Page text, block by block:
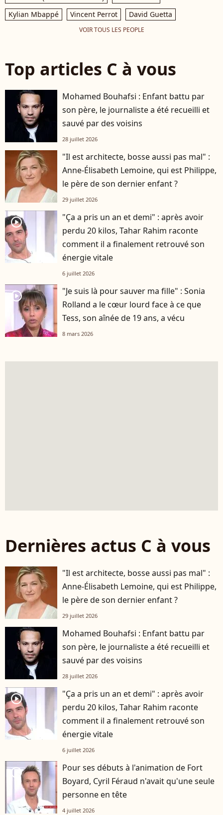
Kylian Mbappé
Vincent Perrot David Guetta
VOIR TOUS LES PEOPLE
Top articles C à vous
Mohamed Bouhafsi : Enfant battu par
son père, le journaliste a été recueilli et
sauvé par des voisins
28 juillet 2026
"Il est architecte, bosse aussi pas mal" :
Anne-Élisabeth Lemoine, qui est Philippe,
le père de son dernier enfant ?
29 juillet 2026
player2
"Ça a pris un an et demi" : après avoir
perdu 20 kilos, Tahar Rahim raconte
comment il a finalement retrouvé son
énergie vitale
6 juillet 2026
player2
"Je suis là pour sauver ma fille" : Sonia
Rolland a le cœur lourd face à ce que
Tess, son aînée de 19 ans, a vécu
8 mars 2026
Dernières actus C à vous
"Il est architecte, bosse aussi pas mal" :
Anne-Élisabeth Lemoine, qui est Philippe,
le père de son dernier enfant ?
29 juillet 2026
Mohamed Bouhafsi : Enfant battu par
son père, le journaliste a été recueilli et
sauvé par des voisins
28 juillet 2026
player2
"Ça a pris un an et demi" : après avoir
perdu 20 kilos, Tahar Rahim raconte
comment il a finalement retrouvé son
énergie vitale
6 juillet 2026
player2
Pour ses débuts à l'animation de Fort
Boyard, Cyril Féraud n'avait qu'une seule
personne en tête
4 juillet 2026